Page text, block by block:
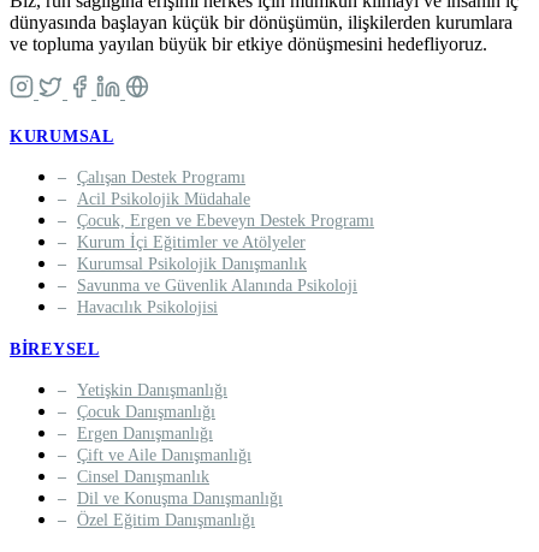
dünyasında başlayan küçük bir dönüşümün, ilişkilerden kurumlara
ve topluma yayılan büyük bir etkiye dönüşmesini hedefliyoruz.
KURUMSAL
Çalışan Destek Programı
Acil Psikolojik Müdahale
Çocuk, Ergen ve Ebeveyn Destek Programı
Kurum İçi Eğitimler ve Atölyeler
Kurumsal Psikolojik Danışmanlık
Savunma ve Güvenlik Alanında Psikoloji
Havacılık Psikolojisi
BIREYSEL
Yetişkin Danışmanlığı
Çocuk Danışmanlığı
Ergen Danışmanlığı
Çift ve Aile Danışmanlığı
Cinsel Danışmanlık
Dil ve Konuşma Danışmanlığı
Özel Eğitim Danışmanlığı